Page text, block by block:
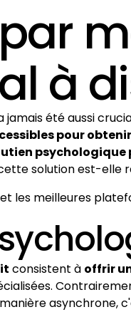
à
été aussi
pour
psychologique
solution est-
les meilleures
consistent à offrir
asynchrone,